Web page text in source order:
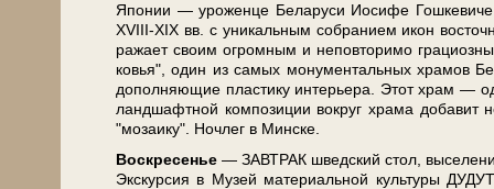
Япо­нии — уро­жен­це Бе­ла­ру­си Иоси­фе
ХVIII-XIX вв. с уни­каль­ным со­бра­ни­ем икон
ра­жа­ет сво­им огром­ным и не­по­вто­ри­мо
ко­вья", один из са­мых мо­ну­мен­таль­ных хра­мов
до­пол­ня­ю­щие пла­сти­ку ин­те­рье­ра. Этот храм —
ланд­шафт­ной ком­по­зи­ции вокруг хра­ма
"мо­за­и­ку". Ноч­лег в Мин­ске.
Вос­кре­се­нье — ЗАВ­ТРАК швед­ский стол,
Экс­кур­сия в Музей ма­те­ри­аль­ной куль­ту­ры